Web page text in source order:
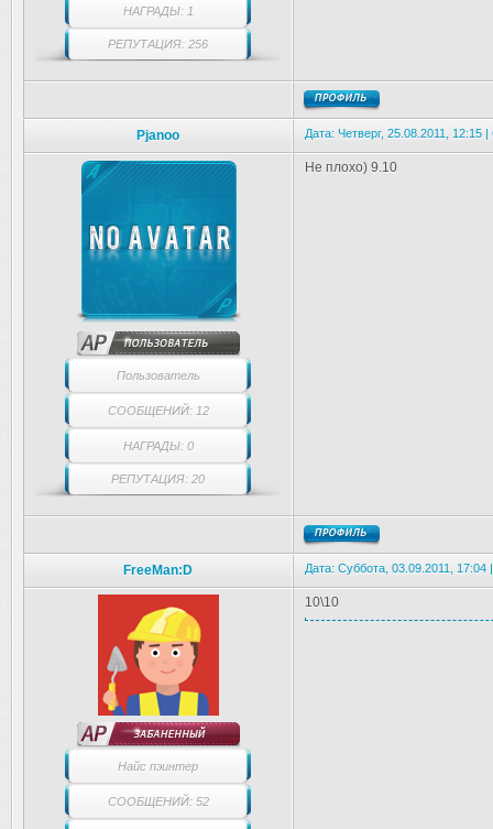
НАГРАДЫ: 1
РЕПУТАЦИЯ: 256
Pjanoo Дата: Четверг, 25.08.2011,
Пользователь
СООБЩЕНИЙ: 12
НАГРАДЫ: 0
РЕПУТАЦИЯ: 20
Не плохо) 9.10
FreeMan:D Дата: Суббота, 03.09.2011,
Найс пэинтер
СООБЩЕНИЙ: 52
10\10